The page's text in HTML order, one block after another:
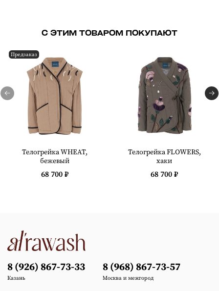
С ЭТИМ ТОВАРОМ ПОКУПАЮТ
Предзаказ
Телогрейка WHEAT,
бежевый
68 700 ₽
Телогрейка FLOWERS,
хаки
68 700 ₽
8 (926) 867-73-33
Казань
8 (968) 867-73-57
Москва и межгород